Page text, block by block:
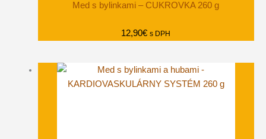
Med s bylinkami – CUKROVKA 260 g
12,90€ s DPH